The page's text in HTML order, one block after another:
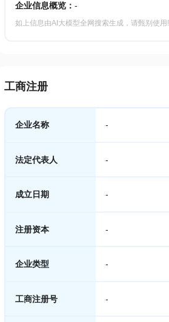
企业信息概览： -
如上信息由AI大模型全网搜索生成，请甄别使用!
工商注册
企业名称 -
法定代表人 -
成立日期 -
注册资本 -
企业类型 -
工商注册号 -